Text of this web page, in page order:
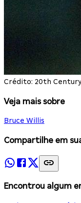
Crédito: 20th
Veja mais sobre
Bruce Willis
Compartilhe em
Encontrou algum